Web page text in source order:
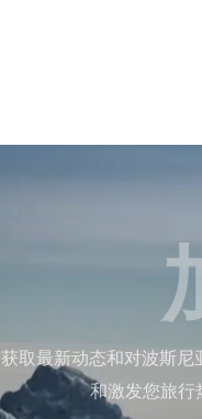
获取最新动态和对波斯
和激发您旅行